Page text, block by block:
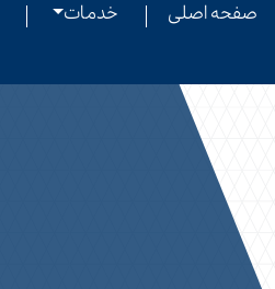
صفحه اصلی خدمات